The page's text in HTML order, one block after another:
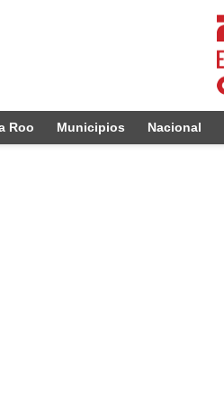
Roo Municipios Nacional